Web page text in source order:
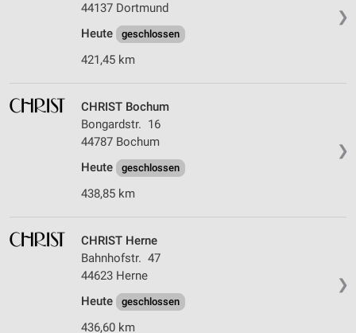
❯
44137 Dortmund
Heute
geschlossen
421,45 km
❯
CHRIST Bochum
Bongardstr. 16
44787 Bochum
Heute
geschlossen
438,85 km
❯
CHRIST Herne
Bahnhofstr. 47
44623 Herne
Heute
geschlossen
436,60 km